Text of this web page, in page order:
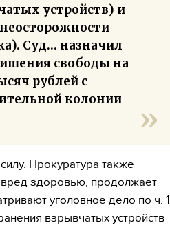
устройств) и
Суд… назначил
свободы на
рублей с
колонии
Прокуратура также
здоровью, продолжает
уголовное дело по ч. 1
взрывчатых устройств